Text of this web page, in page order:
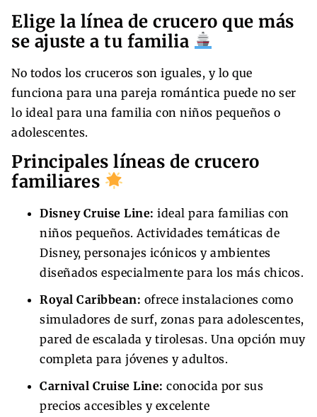
Elige la línea de crucero que más
se ajuste a tu familia
No todos los cruceros son iguales, y lo que
funciona para una pareja romántica puede no ser
lo ideal para una familia con niños pequeños o
adolescentes.
Principales líneas de crucero
familiares
Disney Cruise Line: ideal para familias con
niños pequeños. Actividades temáticas de
Disney, personajes icónicos y ambientes
diseñados especialmente para los más chicos.
Royal Caribbean: ofrece instalaciones como
simuladores de surf, zonas para adolescentes,
pared de escalada y tirolesas. Una opción muy
completa para jóvenes y adultos.
Carnival Cruise Line: conocida por sus
precios accesibles y excelente